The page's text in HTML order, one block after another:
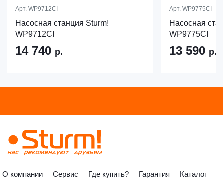
Арт. WP9712CI
Насосная станция Sturm!
WP9712CI
14 740 р.
Арт. WP9775CI
Насосная
WP9775CI
13 590 р.
О компании Сервис Где купить? Гарантия Каталог